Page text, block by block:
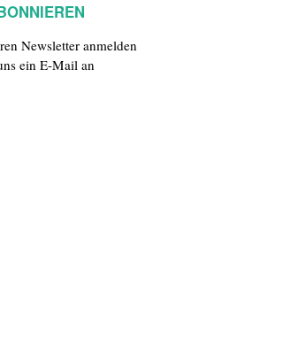
Newsletter anmelden
ein E-Mail an